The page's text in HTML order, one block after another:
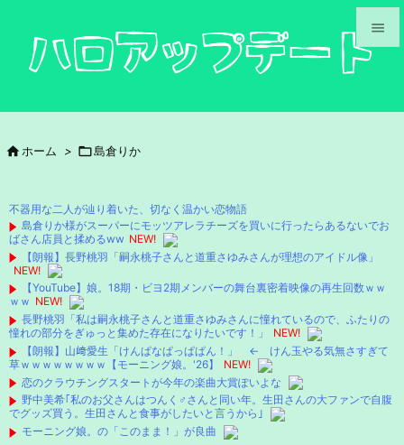



次へ
 ホーム > 島倉りか
不器用な二人が辿り着いた、切なく温かい恋物語
島倉りか様がスーパーにモッツアレラチーズを買いに行ったらあるないでお
ばさん店員と揉めるww NEW!
【朗報】長野桃羽「嗣永桃子さんと道重さゆみさんが理想のアイドル像」
NEW!
【YouTube】娘。18期・ビヨ2期メンバーの舞台裏密着映像の再生回数ｗｗ
ｗｗ NEW!
長野桃羽「私は嗣永桃子さんと道重さゆみさんに憧れているので、ふたりの
憧れの部分をぎゅっと集めた存在になりたいです！」
NEW!
【朗報】山﨑愛生「けんぱなぱっぱぱん！」 ← けん玉やる気無さすぎて
草ｗｗｗｗｗｗｗｗ【モーニング娘。'26】
NEW!
恋のクラウチングスタートが今年の楽曲大賞ぽいよな
野中美希｢私のお父さんはつんく♂さんと同い年。生田さんの大ファンで自腹
でグッズ買う。生田さんと食事がしたいと言うから｣
モーニング娘。の「このまま！」が良曲